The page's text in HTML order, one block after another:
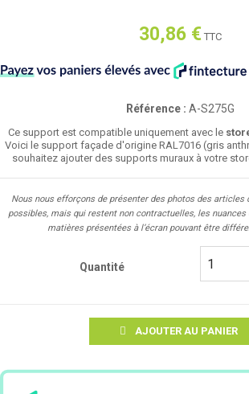
30,86 €TTC
Référence : A-S275G
Ce support est compatible uniquement avec le
Voici le support façade d'origine RAL7016 (gris
souhaitez ajouter des supports muraux à votre
Nous nous efforçons de présenter des photos des articles
possibles, mais qui restent non contractuelles, les nuances
matières présentées à l’écran pouvant être
Quantité
AJOUTER AU PANIER